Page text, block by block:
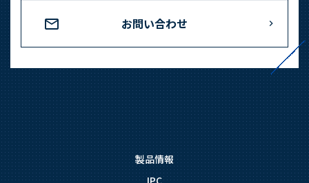
お問い合わせ
製品情報
IPC